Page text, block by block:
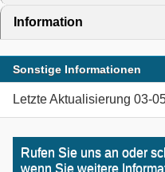
Information
Sonstige Informationen
Letzte Aktualisierung 03-
Rufen Sie uns an oder
wenn Sie weitere